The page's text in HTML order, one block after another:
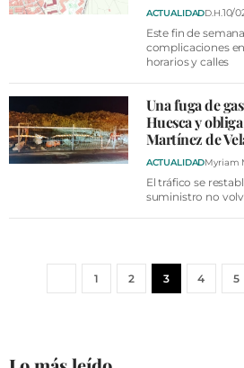
ACTUALIDADD.H. 10/
Este fin de
complicaciones
horarios y calles
Una fuga de
Huesca y
Martínez de
ACTUALIDADMyriam
El tráfico se
suministro no
1 2 3 4 5